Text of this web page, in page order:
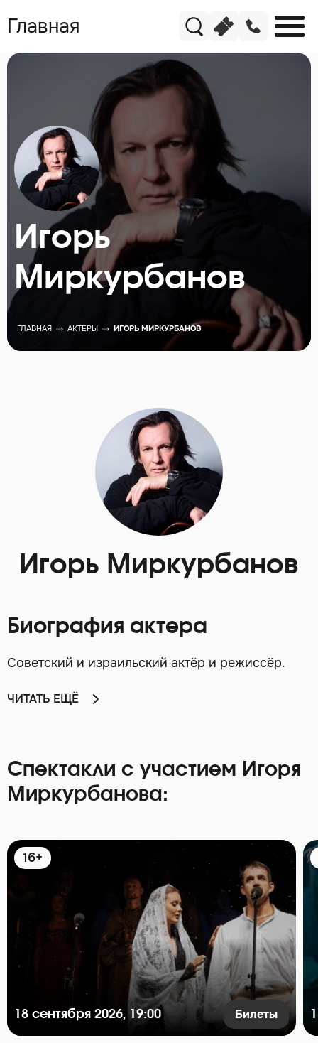
Главная
Игорь
Миркурбанов
ГЛАВНАЯ АКТЕРЫ ИГОРЬ МИРКУРБАНОВ
Игорь Миркурбанов
Биография актера
Советский и израильский актёр и режиссёр.
ЧИТАТЬ ЕЩЁ
Спектакли с участием Игоря
Миркурбанова:
16+
18 сентября 2026, 19:00 Билеты